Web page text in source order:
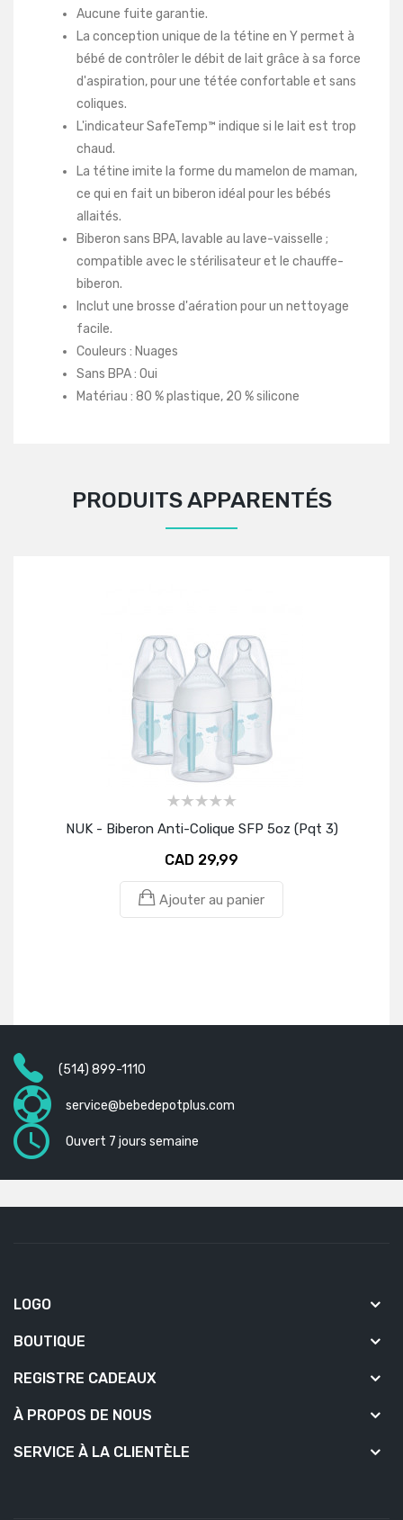
Aucune fuite garantie.
La conception unique de la tétine en Y permet à
bébé de contrôler le débit de lait grâce à sa force
d'aspiration, pour une tétée confortable et sans
coliques.
L'indicateur SafeTemp™ indique si le lait est trop
chaud.
La tétine imite la forme du mamelon de maman,
ce qui en fait un biberon idéal pour les bébés
allaités.
Biberon sans BPA, lavable au lave-vaisselle ;
compatible avec le stérilisateur et le chauffe-
biberon.
Inclut une brosse d'aération pour un nettoyage
facile.
Couleurs : Nuages
Sans BPA : Oui
Matériau : 80 % plastique, 20 % silicone
PRODUITS APPARENTÉS
NUK - Biberon Anti-Colique SFP 5oz (Pqt 3)
CAD 29,99
Ajouter au panier
(514) 899-1110
service@bebedepotplus.com
Ouvert 7 jours semaine
LOGO
BOUTIQUE
REGISTRE CADEAUX
À PROPOS DE NOUS
SERVICE À LA CLIENTÈLE